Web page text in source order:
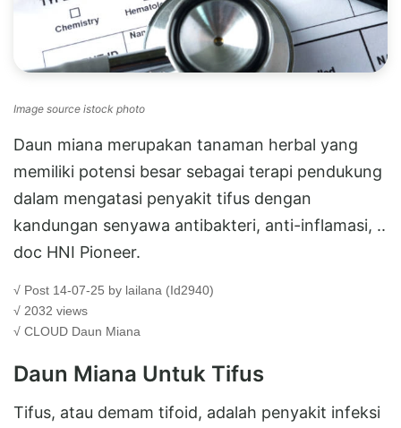
Image source istock photo
Daun miana merupakan tanaman herbal yang
memiliki potensi besar sebagai terapi pendukung
dalam mengatasi penyakit tifus dengan
kandungan senyawa antibakteri, anti-inflamasi, ..
doc HNI Pioneer.
√ Post 14-07-25 by lailana (Id2940)
√ 2032 views
√ CLOUD Daun Miana
Daun Miana Untuk Tifus
Tifus, atau demam tifoid, adalah penyakit infeksi